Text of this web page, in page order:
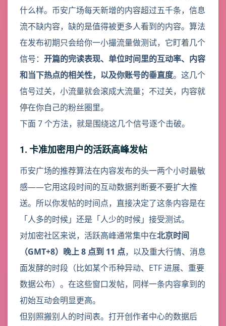
什么样。币安广场每天新增的内容超过五千条，信息
流不缺内容，缺的是值得被更多人看到的内容。算法
在发布初期只会给你一小撮流量做测试，它盯着几个
信号： 开篇的完读表现、单位时间里的互动率、内容
和当下热点的相关性，以及你账号的垂直度。这几个
信号过关，小流量就会滚成大流量；不过关，内容就
停在你自己的粉丝圈里。
下面 7 个方法，就是围绕这几个信号逐个击破。
1. 卡准加密用户的活跃高峰发帖
币安广场的推荐算法在内容发布的头一两个小时最敏
感——它用这段时间的互动数据判断要不要扩大推
送。所以你发帖的时间点，直接决定了这条内容是在
「人多的时候」还是「人少的时候」接受测试。
对加密社区来说，活跃高峰通常集中在北京时间
（GMT+8）晚上 8 点到 11 点，以及重大行情、消息
面发酵的时段（比如某个币种异动、ETF 进展、重要
数据公布）。在这些窗口发帖，同样一条内容拿到的
初始互动会明显更高。
但别照搬别人的时间表。打开创作者中心的数据后